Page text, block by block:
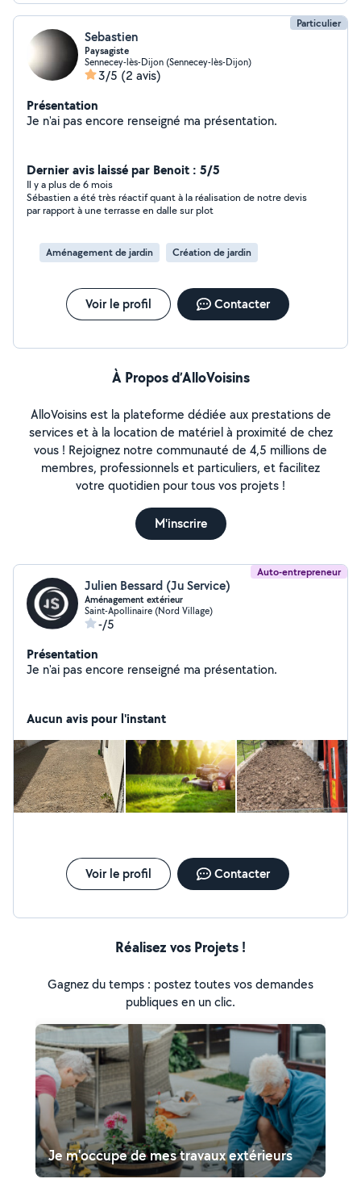
Particulier
Sebastien
Paysagiste
Sennecey-lès-Dijon (Sennecey-lès-Dijon)
3/5 (2 avis)
Présentation
Je n'ai pas encore renseigné ma présentation.
Dernier avis laissé par Benoit : 5/5
Il y a plus de 6 mois
Sébastien a été très réactif quant à la réalisation de notre devis
par rapport à une terrasse en dalle sur plot
Aménagement de jardin Création de jardin
Voir le profil Contacter
À Propos d’AlloVoisins
AlloVoisins est la plateforme dédiée aux prestations de
services et à la location de matériel à proximité de chez
vous ! Rejoignez notre communauté de 4,5 millions de
membres, professionnels et particuliers, et facilitez
votre quotidien pour tous vos projets !
M'inscrire
Auto-entrepreneur
Julien Bessard (Ju Service)
Aménagement extérieur
Saint-Apollinaire (Nord Village)
-/5
Présentation
Je n'ai pas encore renseigné ma présentation.
Aucun avis pour l'instant
Voir le profil Contacter
Réalisez vos Projets !
Gagnez du temps : postez toutes vos demandes
publiques en un clic.
Je m'occupe de mes travaux extérieurs